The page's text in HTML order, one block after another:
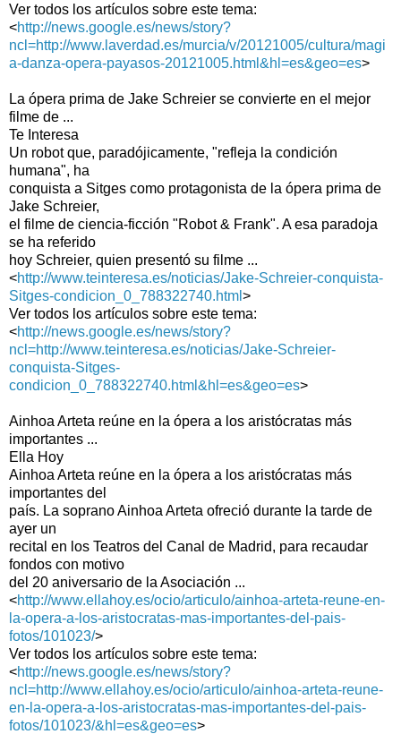
Ver todos los artículos sobre este tema:
<http://news.google.es/news/story?
ncl=http://www.laverdad.es/murcia/v/20121005/cultura/magi
a-danza-opera-payasos-20121005.html&hl=es&geo=es>
La ópera prima de Jake Schreier se convierte en el mejor
filme de ...
Te Interesa
Un robot que, paradójicamente, "refleja la condición
humana", ha
conquista a Sitges como protagonista de la ópera prima de
Jake Schreier,
el filme de ciencia-ficción "Robot & Frank". A esa paradoja
se ha referido
hoy Schreier, quien presentó su filme ...
<http://www.teinteresa.es/noticias/Jake-Schreier-conquista-
Sitges-condicion_0_788322740.html >
Ver todos los artículos sobre este tema:
<http://news.google.es/news/story?
ncl=http://www.teinteresa.es/noticias/Jake-Schreier-
conquista-Sitges-
condicion_0_788322740.html&hl=es&geo=es>
Ainhoa Arteta reúne en la ópera a los aristócratas más
importantes ...
Ella Hoy
Ainhoa Arteta reúne en la ópera a los aristócratas más
importantes del
país. La soprano Ainhoa Arteta ofreció durante la tarde de
ayer un
recital en los Teatros del Canal de Madrid, para recaudar
fondos con motivo
del 20 aniversario de la Asociación ...
<http://www.ellahoy.es/ocio/articulo/ainhoa-arteta-reune-en-
la-opera-a-los-aristocratas-mas-importantes-del-pais-
fotos/101023/>
Ver todos los artículos sobre este tema:
<http://news.google.es/news/story?
ncl=http://www.ellahoy.es/ocio/articulo/ainhoa-arteta-reune-
en-la-opera-a-los-aristocratas-mas-importantes-del-pais-
fotos/101023/&hl=es&geo=es>